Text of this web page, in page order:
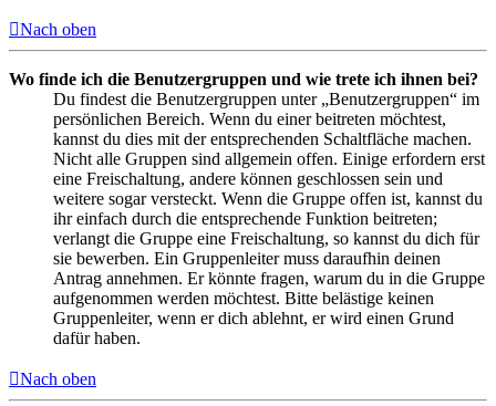
Nach oben
Wo finde ich die Benutzergruppen und wie trete ich ihnen bei?
Du findest die Benutzergruppen unter „Benutzergruppen“ im
persönlichen Bereich. Wenn du einer beitreten möchtest,
kannst du dies mit der entsprechenden Schaltfläche machen.
Nicht alle Gruppen sind allgemein offen. Einige erfordern erst
eine Freischaltung, andere können geschlossen sein und
weitere sogar versteckt. Wenn die Gruppe offen ist, kannst du
ihr einfach durch die entsprechende Funktion beitreten;
verlangt die Gruppe eine Freischaltung, so kannst du dich für
sie bewerben. Ein Gruppenleiter muss daraufhin deinen
Antrag annehmen. Er könnte fragen, warum du in die Gruppe
aufgenommen werden möchtest. Bitte belästige keinen
Gruppenleiter, wenn er dich ablehnt, er wird einen Grund
dafür haben.
Nach oben